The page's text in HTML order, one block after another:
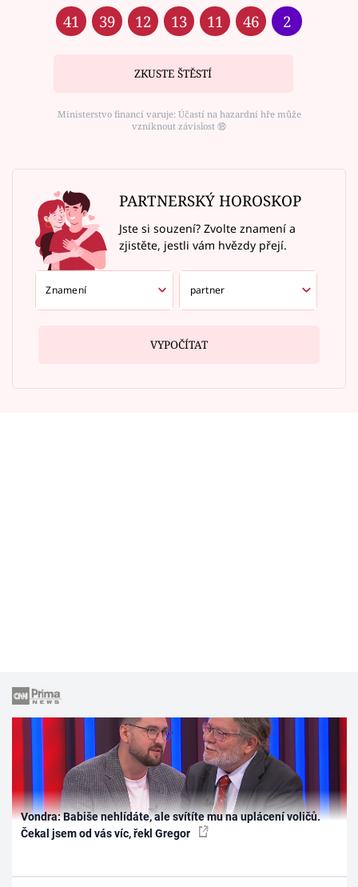
41 39 12 13 11 46 2
ZKUSTE ŠTĚSTÍ
Ministerstvo financí varuje: Účastí na hazardní hře může
vzniknout závislost ⑱
PARTNERSKÝ HOROSKOP
Jste si souzení? Zvolte znamení a
zjistěte, jestli vám hvězdy přejí.
VYPOČÍTAT
Vondra: Babiše nehlídáte, ale svítíte mu na uplácení voličů.
Čekal jsem od vás víc, řekl Gregor